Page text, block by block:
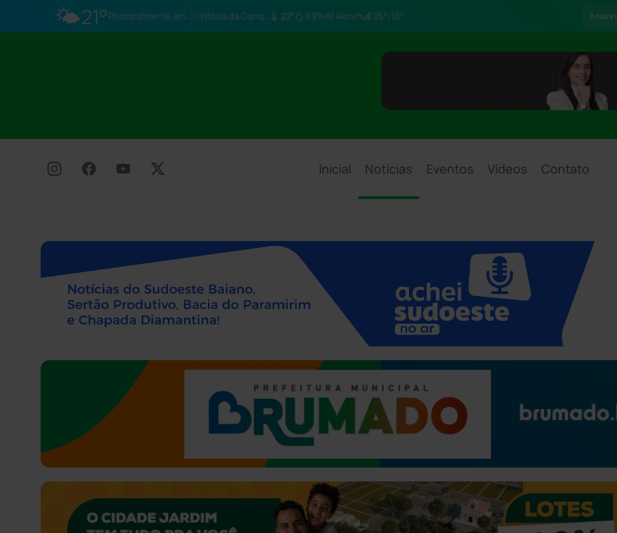
🌤️21° Principalmente limpo Vitória da Conq… 22° 69% 4km/h 25°/16°
Inicial Notícias Eventos Vídeos Contato